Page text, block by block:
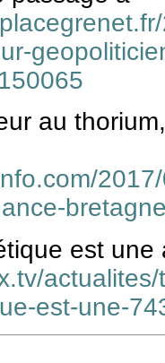
au
est
est-une-